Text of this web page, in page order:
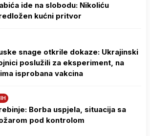
ide na slobodu: Nikoliću
kućni pritvor
snage otkrile dokaze: Ukrajinski
poslužili za eksperiment, na
isprobana vakcina
Borba uspjela, situacija sa
pod kontrolom